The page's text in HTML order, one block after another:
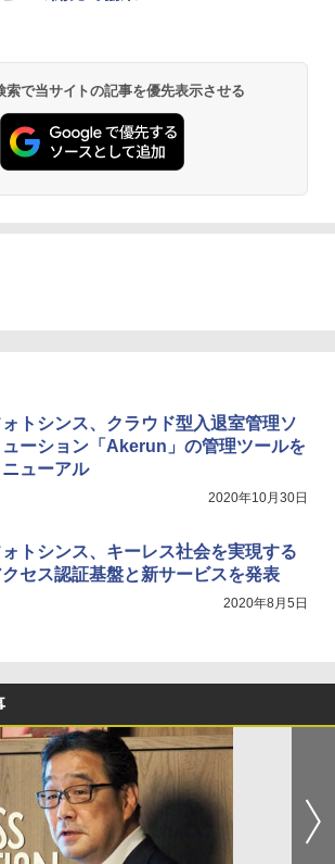
で当サイトの記事を優先表示させる
ォトシンス、クラウド型入退室管理ソ
ューション「Akerun」の管理ツールを
ニューアル
2020年10月30日
ォトシンス、キーレス社会を実現する
クセス認証基盤と新サービスを発表
2020年8月5日